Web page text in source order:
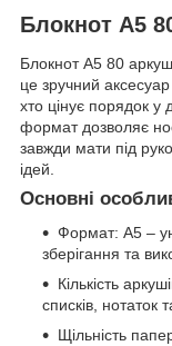
Блокнот А5
Блокнот А5 80
це зручний
хто цінує порядок у
формат дозволяє
завжди мати під
ідей.
Основні
Формат: А5 –
зберігання та
Кількість
списків, нотаток
Щільність